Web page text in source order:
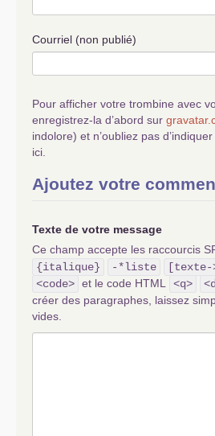
Courriel (non publié)
Pour afficher votre trombine avec
enregistrez-la d’abord sur
indolore) et n’oubliez pas
ici.
Ajoutez votre
Texte de votre message
Ce champ accepte les raccourcis
{italique}
-*liste
<code> et le code HTML <q>
créer des paragraphes, laissez
vides.